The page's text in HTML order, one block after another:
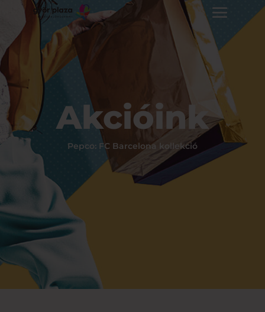
Akcióink
Pepco: FC Barcelona kollekció